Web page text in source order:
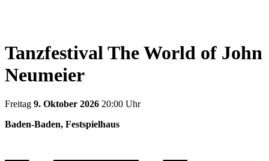
Tanzfestival The World of John
Neumeier
Freitag 9. Oktober 2026 20:00 Uhr
Baden-Baden, Festspielhaus